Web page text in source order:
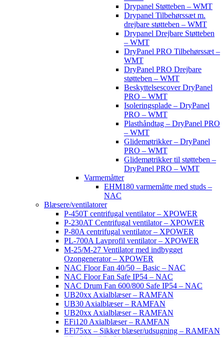
Drypanel Støtteben – WMT
Drypanel Tilbehørssæt m.
drejbare støtteben – WMT
Drypanel Drejbare Støtteben
– WMT
DryPanel PRO Tilbehørssæt –
WMT
DryPanel PRO Drejbare
støtteben – WMT
Beskyttelsescover DryPanel
PRO – WMT
Isoleringsplade – DryPanel
PRO – WMT
Plasthåndtag – DryPanel PRO
– WMT
Glidemøtrikker – DryPanel
PRO – WMT
Glidemøtrikker til støtteben –
DryPanel PRO – WMT
Varmemåtter
EHM180 varmemåtte med studs –
NAC
Blæsere/ventilatorer
P-450T centrifugal ventilator – XPOWER
P-230AT Centrifugal ventilator – XPOWER
P-80A centrifugal ventilator – XPOWER
PL-700A Lavprofil ventilator – XPOWER
M-25/M-27 Ventilator med indbygget
Ozongenerator – XPOWER
NAC Floor Fan 40/50 – Basic – NAC
NAC Floor Fan Safe IP54 – NAC
NAC Drum Fan 600/800 Safe IP54 – NAC
UB20xx Axialblæser – RAMFAN
UB30 Axialblæser – RAMFAN
UB20xx Axialblæser – RAMFAN
EFi120 Axialblæser – RAMFAN
EFi75xx – Sikker blæser/udsugning – RAMFAN